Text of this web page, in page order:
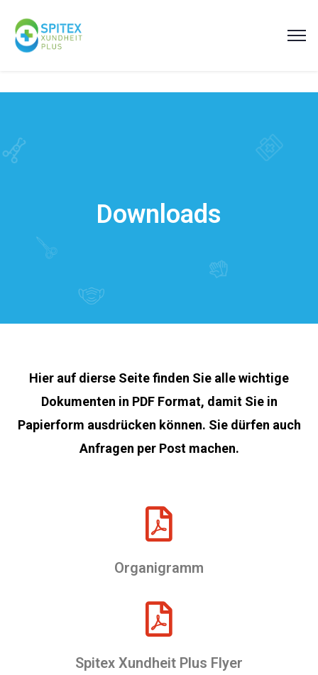
Downloads
Hier auf dierse Seite finden Sie alle wichtige
Dokumenten in PDF Format, damit Sie in
Papierform ausdrücken können. Sie dürfen auch
Anfragen per Post machen.
Organigramm
Spitex Xundheit Plus Flyer